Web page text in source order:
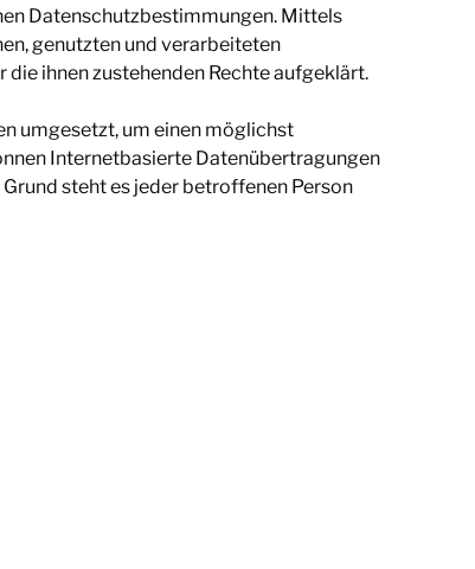
Datenschutzbestimmungen. Mittels
genutzten und verarbeiteten
ihnen zustehenden Rechte aufgeklärt.
umgesetzt, um einen möglichst
Internetbasierte Datenübertragungen
steht es jeder betroffenen Person